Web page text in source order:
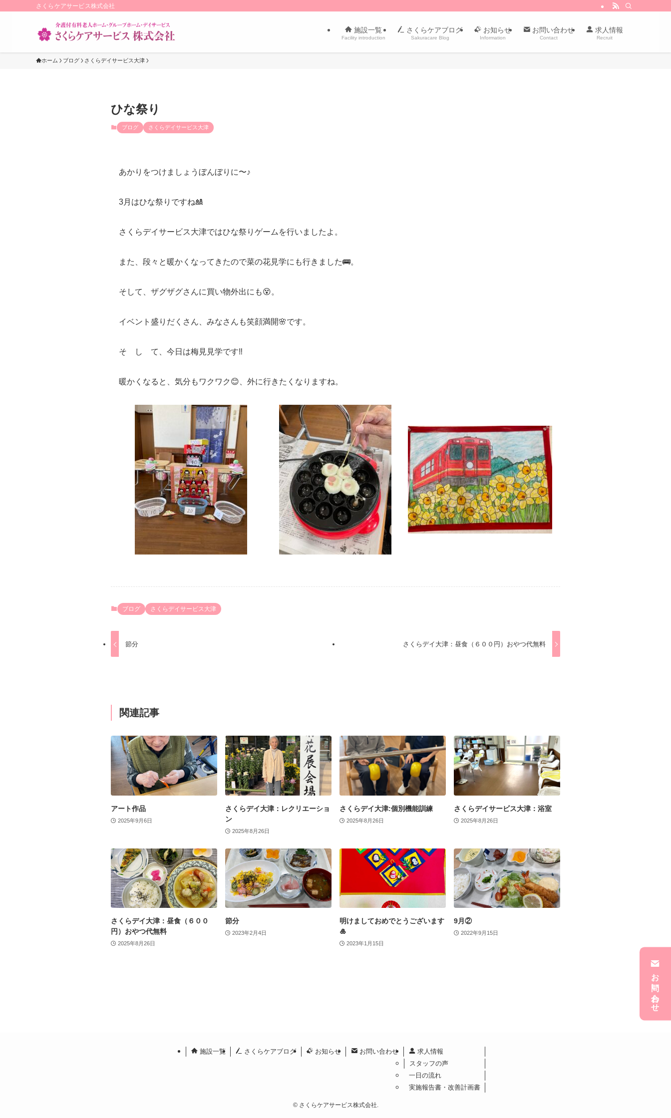
さくらケアサービス株式会社
施設一覧
Facility introduction
さくらケアブログ
Sakuracare Blog
お知らせ
Information
お問い合わせ
Contact
求人情報
Recruit
ホーム ブログ さくらデイサービス大津
ひな祭り
ブログ さくらデイサービス大津
あかりをつけましょうぼんぼりに〜♪
3月はひな祭りですね🎎
さくらデイサービス大津ではひな祭りゲームを行いましたよ。
また、段々と暖かくなってきたので菜の花見学にも行きました🚌。
そして、ザグザグさんに買い物外出にも😵。
イベント盛りだくさん、みなさんも笑顔満開🌸です。
そ し て、今日は梅見見学です‼️
暖かくなると、気分もワクワク😊、外に行きたくなりますね。
ブログ さくらデイサービス大津
節分 さくらデイ大津：昼食（６００円）おやつ代無料
関連記事
アート作品
2025年9月6日
さくらデイ大津：レクリエーショ
ン
2025年8月26日
さくらデイ大津:個別機能訓練
2025年8月26日
さくらデイサービス大津：浴室
2025年8月26日
さくらデイ大津：昼食（６００
円）おやつ代無料
2025年8月26日
節分
2023年2月4日
明けましておめでとうございます
🎍
2023年1月15日
9月②
2022年9月15日
お問い合わせ
施設一覧 さくらケアブログ お知らせ お問い合わせ
求人情報
スタッフの声
一日の流れ
実施報告書・改善計画書
©さくらケアサービス株式会社.